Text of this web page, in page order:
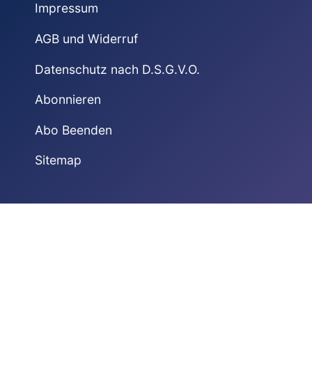
Impressum
AGB und Widerruf
Datenschutz nach D.S.G.V.O.
Abonnieren
Abo Beenden
Sitemap